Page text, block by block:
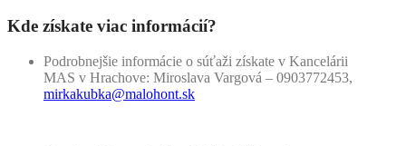
Kde získate viac informácií?
Podrobnejšie informácie o súťaži získate v Kancelárii
MAS v Hrachove: Miroslava Vargová – 0903772453,
mirkakubka@malohont.sk